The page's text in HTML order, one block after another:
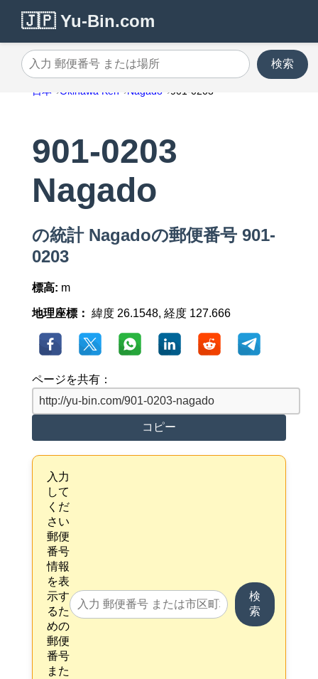
🇯🇵 Yu-Bin.com
入力 郵便番号 または場所
検索
日本 Okinawa Ken Nagado 901-0203
901-0203
Nagado
の統計 Nagadoの郵便番号 901-
0203
標高: m
地理座標： 緯度 26.1548, 経度 127.666
ページを共有：
コピー
入力
して
くだ
さい
郵便
番号
情報
を表
示す
るた
めの
郵便
番号
また
検
索